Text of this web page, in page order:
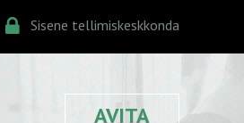
Sisene tellimiskeskkonda
AVITA